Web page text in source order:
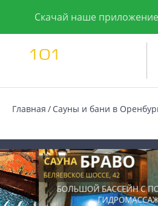
Скачай наше
Главная Сауны и бани в